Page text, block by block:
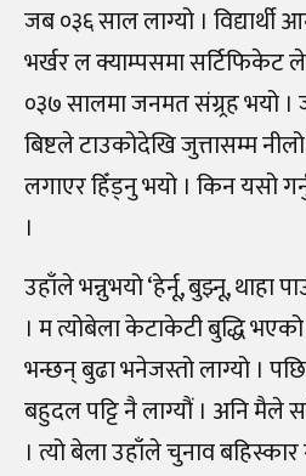
जब ०३६ साल लाग्यो । विद्यार्थी
भर्खर ल क्याम्पसमा सर्टिफिकेट
०३७ सालमा जनमत संग्र्रह भयो ।
बिष्टले टाउकोदेखि जुत्तासम्म
लगाएर हिँड्नु भयो । किन यसो
।
उहाँले भन्नुभयो ‘हेर्नू, बुझ्नू, थाहा
। म त्योबेला केटाकेटी बुद्धि
भन्छन् बुढा भनेजस्तो लाग्यो ।
बहुदल पट्टि नै लाग्यौं । अनि मैले
। त्यो बेला उहाँले चुनाव बहिस्कार